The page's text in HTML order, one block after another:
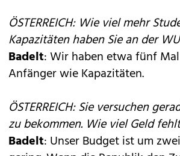
ÖSTERREICH: Wie viel mehr
Kapazitäten haben Sie an der
Badelt: Wir haben etwa fünf
Anfänger wie Kapazitäten.
ÖSTERREICH: Sie versuchen
zu bekommen. Wie viel Geld
Badelt: Unser Budget ist um